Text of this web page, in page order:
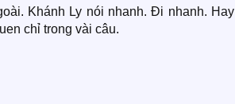
Khánh Ly nói nhanh. Đi nhanh. Hay
chỉ trong vài câu.